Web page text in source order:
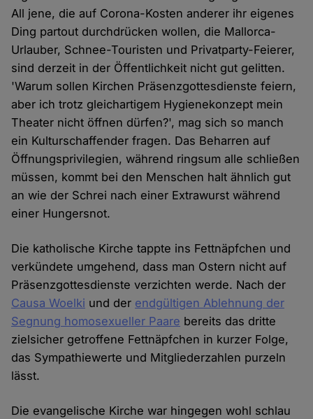
All jene, die auf Corona-Kosten anderer ihr eigenes
Ding partout durchdrücken wollen, die Mallorca-
Urlauber, Schnee-Touristen und Privatparty-Feierer,
sind derzeit in der Öffentlichkeit nicht gut gelitten.
'Warum sollen Kirchen Präsenzgottesdienste feiern,
aber ich trotz gleichartigem Hygienekonzept mein
Theater nicht öffnen dürfen?', mag sich so manch
ein Kulturschaffender fragen. Das Beharren auf
Öffnungsprivilegien, während ringsum alle schließen
müssen, kommt bei den Menschen halt ähnlich gut
an wie der Schrei nach einer Extrawurst während
einer Hungersnot.
Die katholische Kirche tappte ins Fettnäpfchen und
verkündete umgehend, dass man Ostern nicht auf
Präsenzgottesdienste verzichten werde. Nach der
Causa Woelki und der endgültigen Ablehnung der
Segnung homosexueller Paare bereits das dritte
zielsicher getroffene Fettnäpfchen in kurzer Folge,
das Sympathiewerte und Mitgliederzahlen purzeln
lässt.
Die evangelische Kirche war hingegen wohl schlau